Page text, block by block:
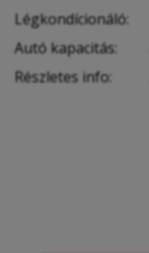
Légkondícionáló:
Autó kapacitás:
Részletes info: